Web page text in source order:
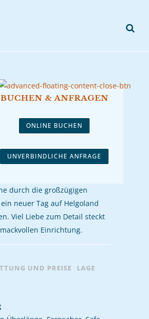
UND
mit Balkon und Seeblick
durch die großzügigen
neuer Tag auf Helgoland
Viel Liebe zum Detail steckt
Einrichtung.
UND PREISE LAGE
BUCHEN & ANFRAGEN
ONLINE BUCHEN
UNVERBINDLICHE ANFRAGE